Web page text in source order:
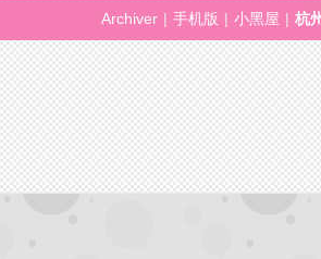
Archiver | 手机版 | 小黑屋 | 杭